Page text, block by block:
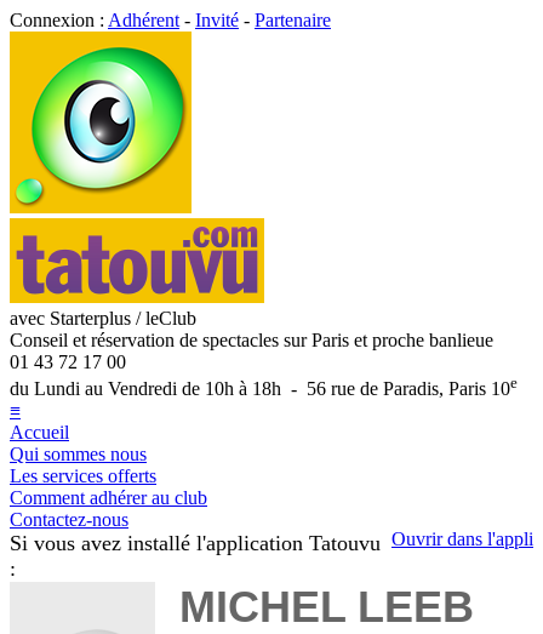
Connexion : Adhérent - Invité - Partenaire
avec Starterplus / leClub
Conseil et réservation de spectacles sur Paris et proche banlieue
01 43 72 17 00
du Lundi au Vendredi de 10h à 18h - 56 rue de Paradis, Paris 10e
≡
Accueil
Qui sommes nous
Les services offerts
Comment adhérer au club
Contactez-nous
Ouvrir dans l'appli
Si vous avez installé l'application Tatouvu
:
MICHEL LEEB